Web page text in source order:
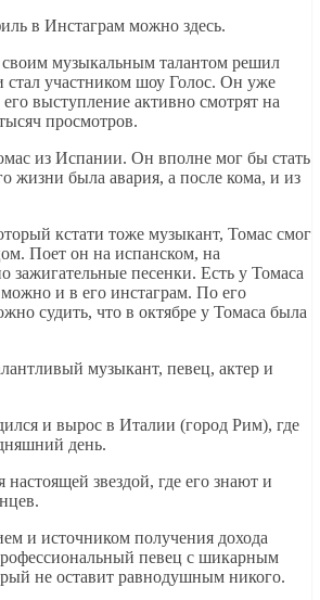
в Инстаграм можно здесь.
своим музыкальным талантом решил
стал участником шоу Голос. Он уже
выступление активно смотрят на
просмотров.
из Испании. Он вполне мог бы стать
жизни была авария, а после кома, и из
кстати тоже музыкант, Томас смог
Поет он на испанском, на
зажигательные песенки. Есть у Томаса
и в его инстаграм. По его
судить, что в октябре у Томаса была
музыкант, певец, актер и
и вырос в Италии (город Рим), где
день.
звездой, где его знают и
и источником получения дохода
певец с шикарным
не оставит равнодушным никого.